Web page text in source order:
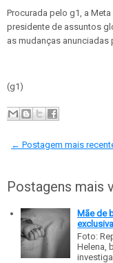
Procurada pelo g1, a
presidente de assuntos
as mudanças anunciadas
(g1)
← Postagem mais
Postagens mais
Mãe de
Foto:
Helena,